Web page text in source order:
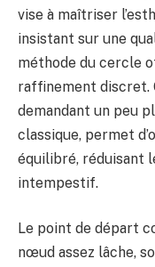
vise à maîtriser
insistant sur une
méthode du cercle
raffinement discret.
demandant un peu
classique, permet
équilibré, réduisant
intempestif.
Le point de départ
nœud assez lâche,